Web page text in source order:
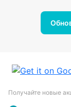
Получайте новые